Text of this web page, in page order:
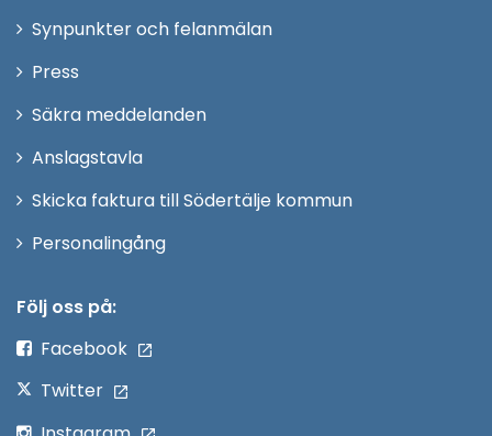
Synpunkter och felanmälan
Press
fönster
Säkra meddelanden
Anslagstavla
Skicka faktura till Södertälje kommun
PersonalingångÖppna
Följ oss på:
Facebook
Twitter